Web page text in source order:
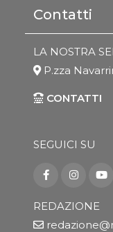
Contatti
LA NOSTRA
P.zza
CONTATTI
SEGUICI SU
REDAZIONE